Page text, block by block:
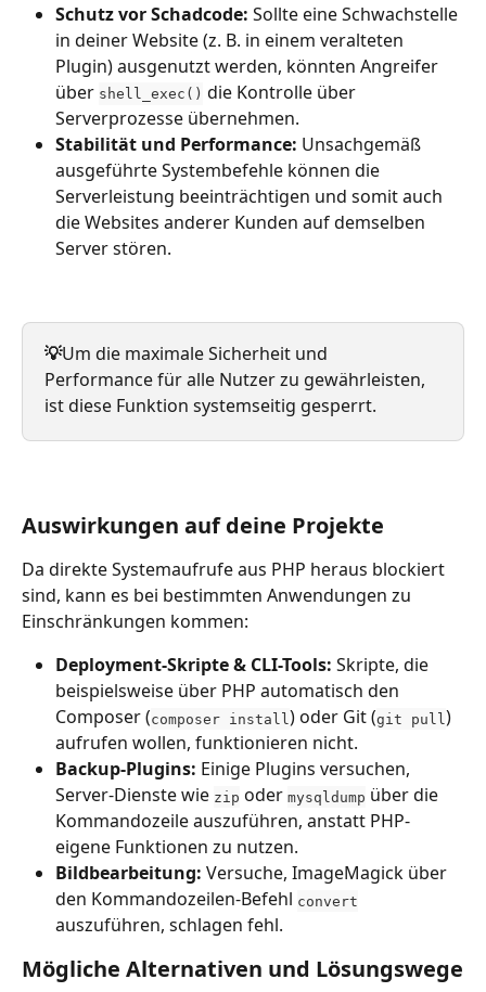
Schutz vor Schadcode: Sollte eine Schwachstelle
in deiner Website (z. B. in einem veralteten
Plugin) ausgenutzt werden, könnten Angreifer
über shell_exec() die Kontrolle über
Serverprozesse übernehmen.
Stabilität und Performance: Unsachgemäß
ausgeführte Systembefehle können die
Serverleistung beeinträchtigen und somit auch
die Websites anderer Kunden auf demselben
Server stören.
💡Um die maximale Sicherheit und
Performance für alle Nutzer zu gewährleisten,
ist diese Funktion systemseitig gesperrt.
Auswirkungen auf deine Projekte
Da direkte Systemaufrufe aus PHP heraus blockiert
sind, kann es bei bestimmten Anwendungen zu
Einschränkungen kommen:
Deployment-Skripte & CLI-Tools: Skripte, die
beispielsweise über PHP automatisch den
Composer (composer install ) oder Git (git pull )
aufrufen wollen, funktionieren nicht.
Backup-Plugins: Einige Plugins versuchen,
Server-Dienste wie zip oder mysqldump über die
Kommandozeile auszuführen, anstatt PHP-
eigene Funktionen zu nutzen.
Bildbearbeitung: Versuche, ImageMagick über
den Kommandozeilen-Befehl convert
auszuführen, schlagen fehl.
Mögliche Alternativen und Lösungswege